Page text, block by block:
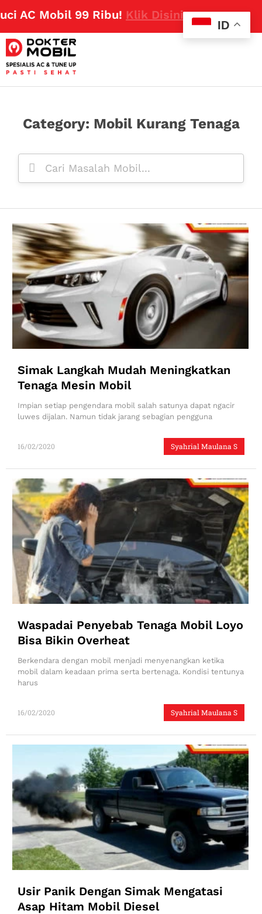
Mobil 99 Ribu!Klik Disini
Category: Mobil Kurang Tenaga
Simak Langkah Mudah Meningkatkan
Tenaga Mesin Mobil
Syahrial Maulana S
16/02/2020
Impian setiap pengendara mobil salah satunya dapat ngacir
luwes dijalan. Namun tidak jarang sebagian pengguna
Waspadai Penyebab Tenaga Mobil Loyo
Bisa Bikin Overheat
Syahrial Maulana S
16/02/2020
Berkendara dengan mobil menjadi menyenangkan ketika
mobil dalam keadaan prima serta bertenaga. Kondisi tentunya
harus
Usir Panik Dengan Simak Mengatasi
Asap Hitam Mobil Diesel
ID